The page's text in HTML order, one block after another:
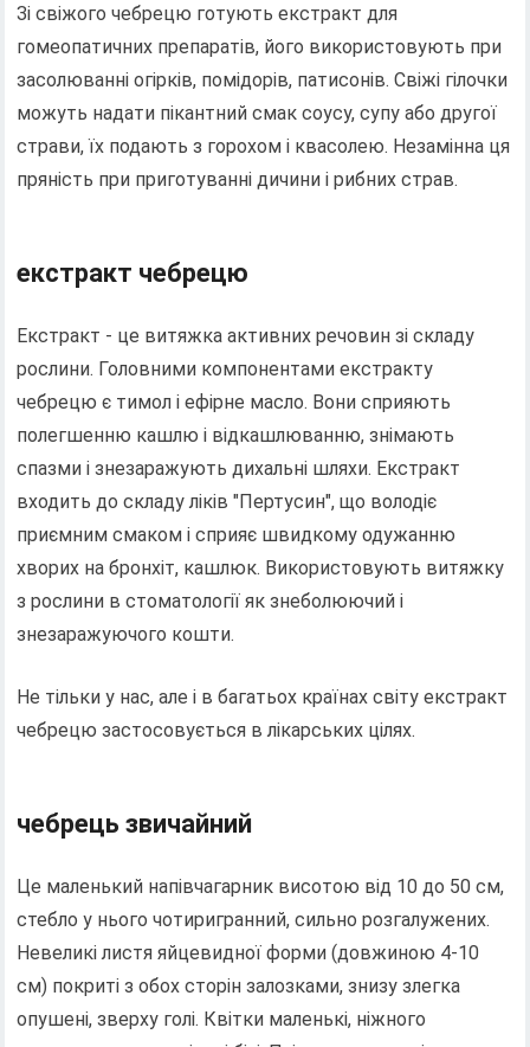
Зі свіжого чебрецю готують екстракт для
гомеопатичних препаратів, його використовують при
засолюванні огірків, помідорів, патисонів. Свіжі гілочки
можуть надати пікантний смак соусу, супу або другої
страви, їх подають з горохом і квасолею. Незамінна ця
пряність при приготуванні дичини і рибних страв.
екстракт чебрецю
Екстракт - це витяжка активних речовин зі складу
рослини. Головними компонентами екстракту
чебрецю є тимол і ефірне масло. Вони сприяють
полегшенню кашлю і відкашлюванню, знімають
спазми і знезаражують дихальні шляхи. Екстракт
входить до складу ліків "Пертусин", що володіє
приємним смаком і сприяє швидкому одужанню
хворих на бронхіт, кашлюк. Використовують витяжку
з рослини в стоматології як знеболюючий і
знезаражуючого кошти.
Не тільки у нас, але і в багатьох країнах світу екстракт
чебрецю застосовується в лікарських цілях.
чебрець звичайний
Це маленький напівчагарник висотою від 10 до 50 см,
стебло у нього чотиригранний, сильно розгалужених.
Невеликі листя яйцевидної форми (довжиною 4-10
см) покриті з обох сторін залозками, знизу злегка
опушені, зверху голі. Квітки маленькі, ніжного